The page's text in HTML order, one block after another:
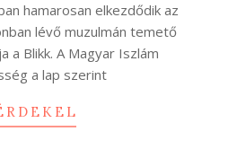
hamarosan elkezdődik az
lévő muzulmán temető
a Blikk. A Magyar Iszlám
a lap szerint